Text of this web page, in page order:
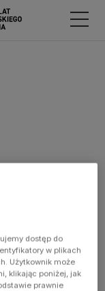
dostęp do
w plikach
Użytkownik może
klikając poniżej, jak
prawnie